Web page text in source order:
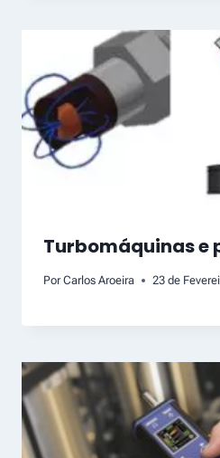
Turbomáquinas e
Por Carlos Aroeira 23 de